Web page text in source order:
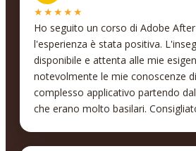
stati risolti come si deve. Un
all'organizzazione che è venuta
esigenze senza problemi. Unica
mi sento di fare è di fare attenzione
20 ore disponibili, se si perde
in zoom per qualsiasi motivo si
importanti (visti i contenuti da
★★★★★
Ho seguito un corso di Adobe
l'esperienza è stata positiva.
disponibile e attenta alle mie
notevolmente le mie conoscenze
complesso applicativo partendo
che erano molto basilari.